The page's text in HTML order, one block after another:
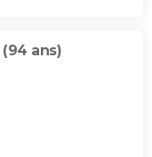
(94 ans)